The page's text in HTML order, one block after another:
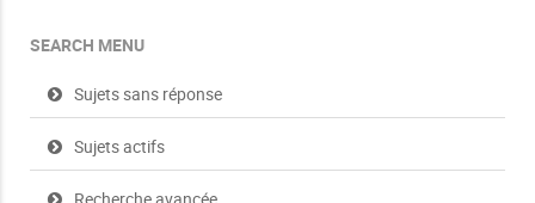
SEARCH MENU
Sujets sans réponse
Sujets actifs